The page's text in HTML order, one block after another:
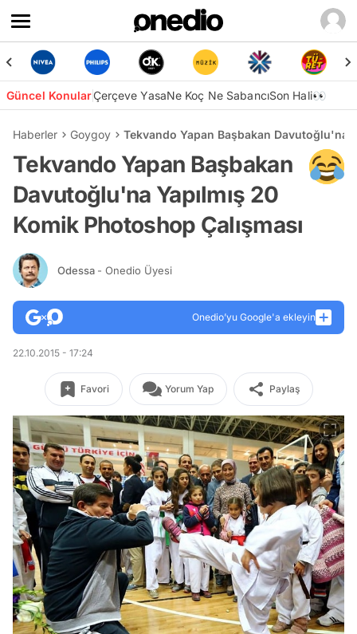
Güncel KonularÇerçeve YasaNe Koç Ne SabancıSon Hali👀
Haberler Goygoy Tekvando Yapan Başbakan Davutoğlu'na
Tekvando Yapan Başbakan
Davutoğlu'na Yapılmış 20
Komik Photoshop Çalışması
Odessa - Onedio Üyesi
Onedio’yu Google'a ekleyin
22.10.2015 - 17:24
Favori Yorum Yap Paylaş